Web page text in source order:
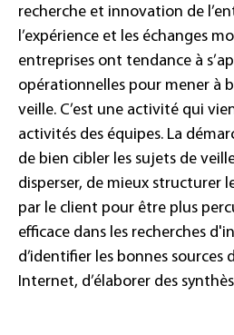
recherche et innovation de
l’expérience et les échanges
entreprises ont tendance à
opérationnelles pour mener à
veille. C’est une activité qui
activités des équipes. La
de bien cibler les sujets de
disperser, de mieux structurer
par le client pour être plus
efficace dans les recherches
d’identifier les bonnes
Internet, d’élaborer des